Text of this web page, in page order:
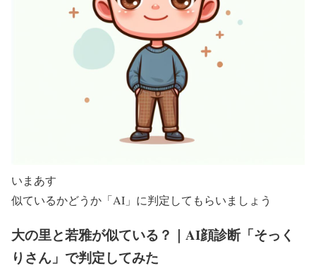
いまあす
似ているかどうか「AI」に判定してもらいましょう
大の里と若雅が似ている？｜AI顔診断「そっく
りさん」で判定してみた